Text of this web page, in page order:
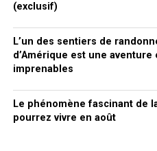
(exclusif)
L’un des sentiers de
d’Amérique est une
imprenables
Le phénomène fascinant de
pourrez vivre en août